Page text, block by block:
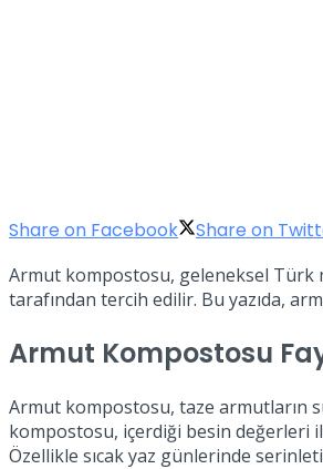
Share on Facebook Share on
Armut kompostosu, geleneksel Türk
tarafından tercih edilir. Bu yazıda,
Armut Kompostosu
Armut kompostosu, taze armutların
kompostosu, içerdiği besin değerleri
Özellikle sıcak yaz günlerinde